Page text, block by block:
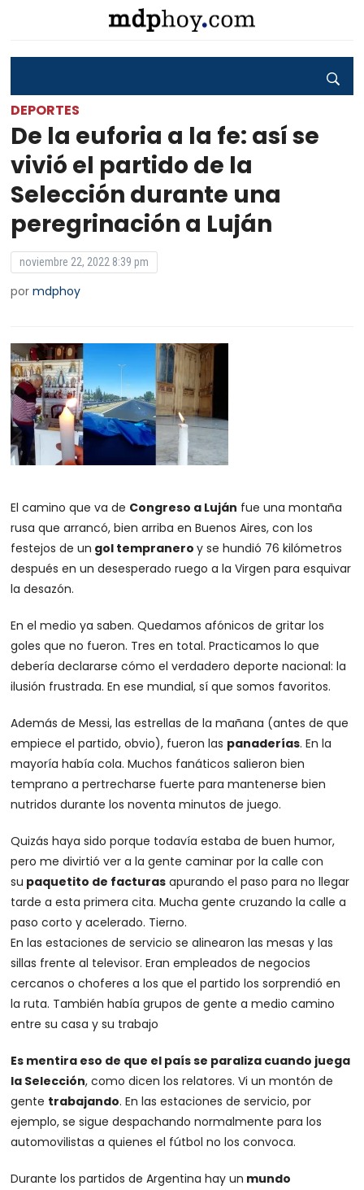
DEPORTES
De la euforia a la fe: así se
vivió el partido de la
Selección durante una
peregrinación a Luján
noviembre 22, 2022 8:39 pm
pormdphoy
El camino que va de Congreso a Luján fue una montaña
rusa que arrancó, bien arriba en Buenos Aires, con los
festejos de un gol tempraneroy se hundió 76 kilómetros
después en un desesperado ruego a la Virgen para esquivar
la desazón.
En el medio ya saben. Quedamos afónicos de gritar los
goles que no fueron. Tres en total. Practicamos lo que
debería declararse cómo el verdadero deporte nacional: la
ilusión frustrada. En ese mundial, sí que somos favoritos.
Además de Messi, las estrellas de la mañana (antes de que
empiece el partido, obvio), fueron las panaderías. En la
mayoría había cola. Muchos fanáticos salieron bien
temprano a pertrecharse fuerte para mantenerse bien
nutridos durante los noventa minutos de juego.
Quizás haya sido porque todavía estaba de buen humor,
pero me divirtió ver a la gente caminar por la calle con
su paquetito de facturas apurando el paso para no llegar
tarde a esta primera cita. Mucha gente cruzando la calle a
paso corto y acelerado. Tierno.
En las estaciones de servicio se alinearon las mesas y las
sillas frente al televisor. Eran empleados de negocios
cercanos o choferes a los que el partido los sorprendió en
la ruta. También había grupos de gente a medio camino
entre su casa y su trabajo
Es mentira eso de que el país se paraliza cuando juega
la Selección, como dicen los relatores. Vi un montón de
gente trabajando. En las estaciones de servicio, por
ejemplo, se sigue despachando normalmente para los
automovilistas a quienes el fútbol no los convoca.
Durante los partidos de Argentina hay un mundo